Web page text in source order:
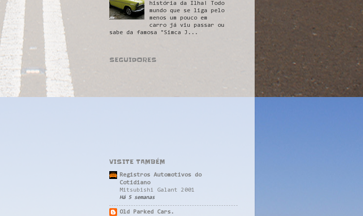
história da Ilha! Todo
mundo que se liga pelo
menos um pouco em
carro já viu passar ou
sabe da famosa "Simca J...
SEGUIDORES
VISITE TAMBÉM
Registros Automotivos do
Cotidiano
Mitsubishi Galant 2001
Há 5 semanas
Old Parked Cars.